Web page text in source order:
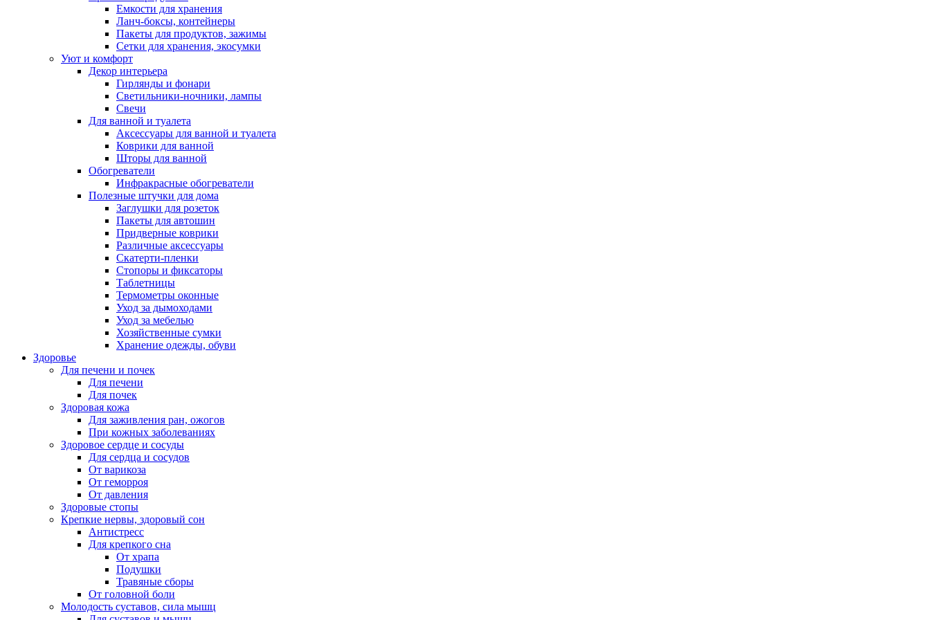
Емкости для хранения
Ланч-боксы, контейнеры
Пакеты для продуктов, зажимы
Сетки для хранения, экосумки
Уют и комфорт
Декор интерьера
Гирлянды и фонари
Светильники-ночники, лампы
Свечи
Для ванной и туалета
Аксессуары для ванной и туалета
Коврики для ванной
Шторы для ванной
Обогреватели
Инфракрасные обогреватели
Полезные штучки для дома
Заглушки для розеток
Пакеты для автошин
Придверные коврики
Различные аксессуары
Скатерти-пленки
Стопоры и фиксаторы
Таблетницы
Термометры оконные
Уход за дымоходами
Уход за мебелью
Хозяйственные сумки
Хранение одежды, обуви
Здоровье
Для печени и почек
Для печени
Для почек
Здоровая кожа
Для заживления ран, ожогов
При кожных заболеваниях
Здоровое сердце и сосуды
Для сердца и сосудов
От варикоза
От геморроя
От давления
Здоровые стопы
Крепкие нервы, здоровый сон
Антистресс
Для крепкого сна
От храпа
Подушки
Травяные сборы
От головной боли
Молодость суставов, сила мышц